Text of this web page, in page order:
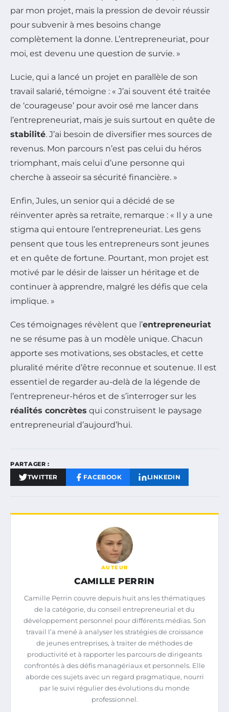
par mon projet, mais la pression de devoir réussir
pour subvenir à mes besoins change
complètement la donne. L’entrepreneuriat, pour
moi, est devenu une question de survie. »
Lucie, qui a lancé un projet en parallèle de son
travail salarié, témoigne : « J’ai souvent été traitée
de ‘courageuse’ pour avoir osé me lancer dans
l’entrepreneuriat, mais je suis surtout en quête de
stabilité. J’ai besoin de diversifier mes sources de
revenus. Mon parcours n’est pas celui du héros
triomphant, mais celui d’une personne qui
cherche à asseoir sa sécurité financière. »
Enfin, Jules, un senior qui a décidé de se
réinventer après sa retraite, remarque : « Il y a une
stigma qui entoure l’entrepreneuriat. Les gens
pensent que tous les entrepreneurs sont jeunes
et en quête de fortune. Pourtant, mon projet est
motivé par le désir de laisser un héritage et de
continuer à apprendre, malgré les défis que cela
implique. »
Ces témoignages révèlent que l’entrepreneuriat
ne se résume pas à un modèle unique. Chacun
apporte ses motivations, ses obstacles, et cette
pluralité mérite d’être reconnue et soutenue. Il est
essentiel de regarder au-delà de la légende de
l’entrepreneur-héros et de s’interroger sur les
réalités concrètes qui construisent le paysage
entrepreneurial d’aujourd’hui.
PARTAGER :
TWITTER FACEBOOK LINKEDIN
AUTEUR
CAMILLE PERRIN
Camille Perrin couvre depuis huit ans les thématiques
de la catégorie, du conseil entrepreneurial et du
développement personnel pour différents médias. Son
travail l’a mené à analyser les stratégies de croissance
de jeunes entreprises, à traiter de méthodes de
productivité et à rapporter les parcours de dirigeants
confrontés à des défis managériaux et personnels. Elle
aborde ces sujets avec un regard pragmatique, nourri
par le suivi régulier des évolutions du monde
professionnel.